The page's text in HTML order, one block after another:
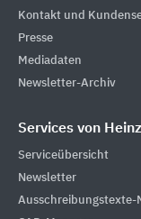
Kontakt und
Presse
Mediadaten
Newsletter-Archiv
Services von
Serviceübersicht
Newsletter
Ausschreibungstexte-